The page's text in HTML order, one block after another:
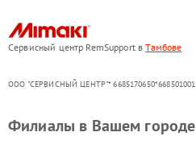
Сервисный центр RemSupport вТамбове
ООО "СЕРВИСНЫЙ ЦЕНТР"* 6685170650*668501001
Филиалы в Вашем городе